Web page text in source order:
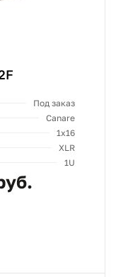
Под заказ
Canare
1x16
XLR
1U